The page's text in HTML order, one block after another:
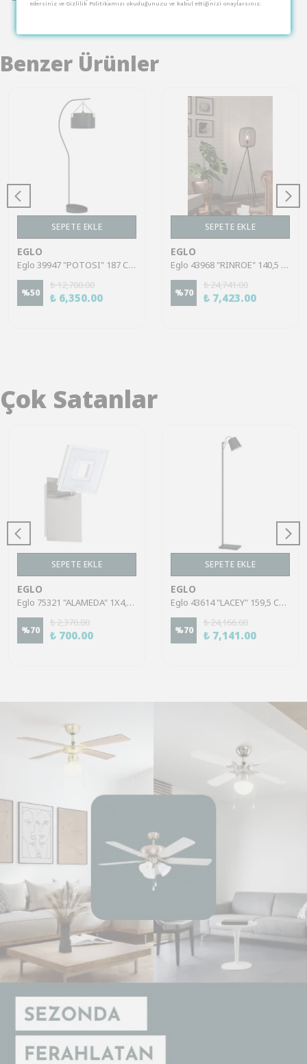
Benzer Ürünler
SEPETE EKLE
EGLO
Eglo 39947 "POTOSI" 187 Cm Yüksekliğinde Çelik Köşe Lambası Lambader
%50
₺ 12,700.00
₺ 6,350.00
SEPETE EKLE
EGLO
Eglo 43968 "RINROE" 140,5 Cm Yüksekliğinde Çelik Köşe Lambası Lambader
%70
₺ 24,741.00
₺ 7,423.00
Çok Satanlar
SEPETE EKLE
EGLO
Eglo 75321 "ALAMEDA" 1X4,5W Çelik Nikel Mat Sıva Üstü Spot
%70
₺ 2,370.00
₺ 700.00
SEPETE EKLE
EGLO
Eglo 43614 "LACEY" 159,5 Cm Yüksekliğinde Çelik, Ahşap Köşe Lambası Lambader
%70
₺ 24,166.00
₺ 7,141.00
edersiniz ve Gizlilik Politikamızı okuduğunuzu ve kabul ettiğinizi onaylarsınız.